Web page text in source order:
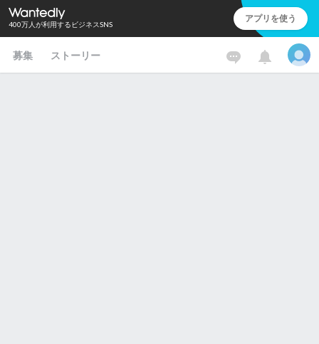
400万人が利用するビジネスSNS アプリを使う
募集 ストーリー